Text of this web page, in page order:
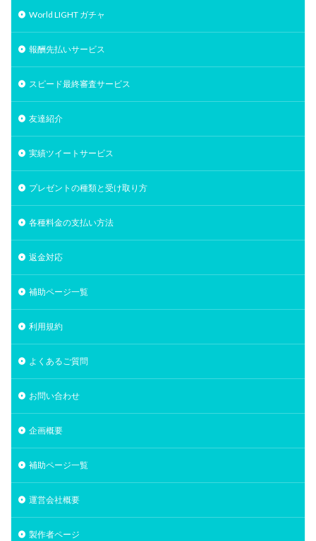
World LIGHT ガチャ
報酬先払いサービス
スピード最終審査サービス
友達紹介
実績ツイートサービス
プレゼントの種類と受け取り方
各種料金の支払い方法
返金対応
補助ページ一覧
利用規約
よくあるご質問
お問い合わせ
企画概要
補助ページ一覧
運営会社概要
製作者ページ